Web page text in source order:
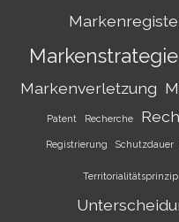
Markenstrategie
Markenverletzung
Patent Recherche
Registrierung Schutzdauer
Territorialitätsprinzip